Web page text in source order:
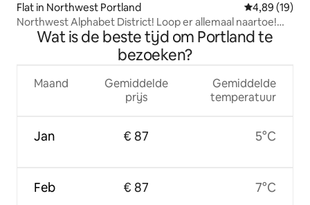
Flat in Northwest Portland Gemiddelde
4,89 (19)
Northwest Alphabet District! Loop er allemaal naartoe!
LichtWat is de beste tijd om Portland te
bezoeken?
Maand
Jan
Feb
Gemiddelde
prijs
€ 87
€ 87
Gemiddelde
temperatuur
5°C
7°C